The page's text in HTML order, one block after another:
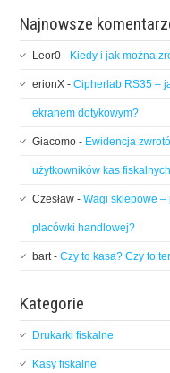
Najnowsze
Leor0 - Kiedy i jak można
erionX -Cipherlab RS35 –
ekranem dotykowym?
Giacomo - Ewidencja
użytkowników kas
Czesław -Wagi sklepowe
placówki handlowej?
bart-Czy to kasa? Czy to
Kategorie
Drukarki fiskalne
Kasy fiskalne